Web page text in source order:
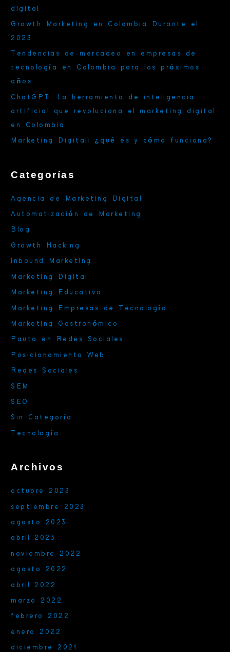
r
digital
Growth Marketing en Colombia Durante el
2023
Tendencias de mercadeo en empresas de
tecnología en Colombia para los próximos
años
ChatGPT: La herramienta de inteligencia
artificial que revoluciona el marketing digital
en Colombia
Marketing Digital: ¿qué es y cómo funciona?
Categorías
Agencia de Marketing Digital
Automatización de Marketing
Blog
Growth Hacking
Inbound Marketing
Marketing Digital
Marketing Educativo
Marketing Empresas de Tecnología
Marketing Gastronómico
Pauta en Redes Sociales
Posicionamiento Web
Redes Sociales
SEM
SEO
Sin Categoría
Tecnología
Archivos
octubre 2023
septiembre 2023
agosto 2023
abril 2023
noviembre 2022
agosto 2022
abril 2022
marzo 2022
febrero 2022
enero 2022
diciembre 2021